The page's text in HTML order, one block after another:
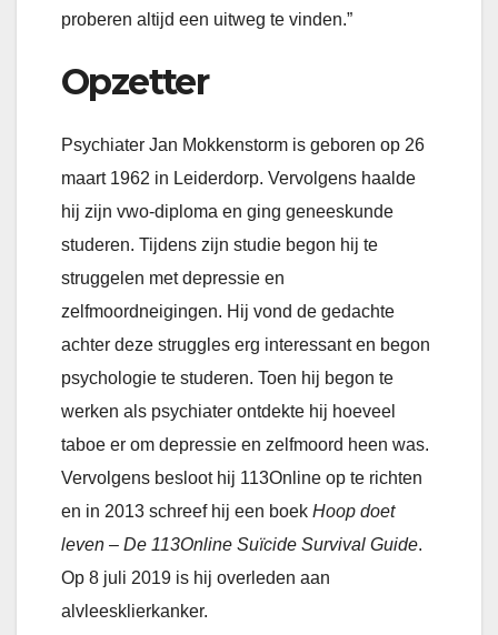
proberen altijd een uitweg te vinden.”
Opzetter
Psychiater Jan Mokkenstorm is geboren op 26
maart 1962 in Leiderdorp. Vervolgens haalde
hij zijn vwo-diploma en ging geneeskunde
studeren. Tijdens zijn studie begon hij te
struggelen met depressie en
zelfmoordneigingen. Hij vond de gedachte
achter deze struggles erg interessant en begon
psychologie te studeren. Toen hij begon te
werken als psychiater ontdekte hij hoeveel
taboe er om depressie en zelfmoord heen was.
Vervolgens besloot hij 113Online op te richten
en in 2013 schreef hij een boek Hoop doet
leven – De 113Online Suïcide Survival Guide.
Op 8 juli 2019 is hij overleden aan
alvleesklierkanker.